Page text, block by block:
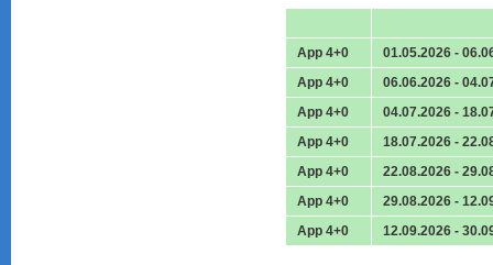
App 4+0
01.05.2026 -
App 4+0
06.06.2026 -
App 4+0
04.07.2026 -
App 4+0
18.07.2026 -
App 4+0
22.08.2026 -
App 4+0
29.08.2026 -
App 4+0
12.09.2026 -